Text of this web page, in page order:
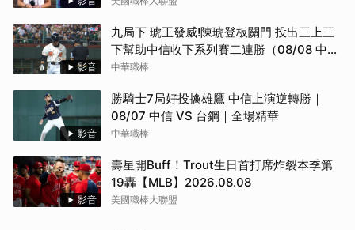
影音
九局下 琥王發威!陳琥登板關門 投出三上三
下幫助中信收下系列賽二連勝（08/08 中信
VS 台鋼）
中華職棒
影音
勝騎士7局好投擒雄鷹 中信上演逆轉勝｜
08/07 中信 VS 台鋼｜全場精華
中華職棒
影音
壽星開Buff！Trout生日首打席炸裂本季第
19轟【MLB】2026.08.08
美國職棒大聯盟